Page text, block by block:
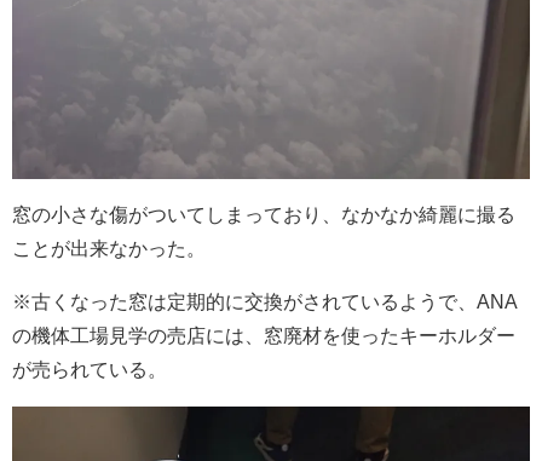
窓の小さな傷がついてしまっており、なかなか綺麗に撮る
ことが出来なかった。
※古くなった窓は定期的に交換がされているようで、ANA
の機体工場見学の売店には、窓廃材を使ったキーホルダー
が売られている。